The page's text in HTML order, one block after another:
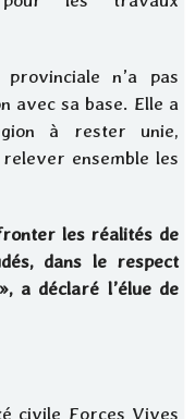
n’a pas
avec sa base. Elle a
à rester unie,
ensemble les
les réalités de
dans le respect
a déclaré l’élue de
civile Forces Vives